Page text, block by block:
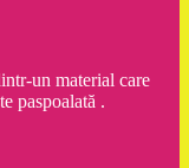
un material care
paspoalată .